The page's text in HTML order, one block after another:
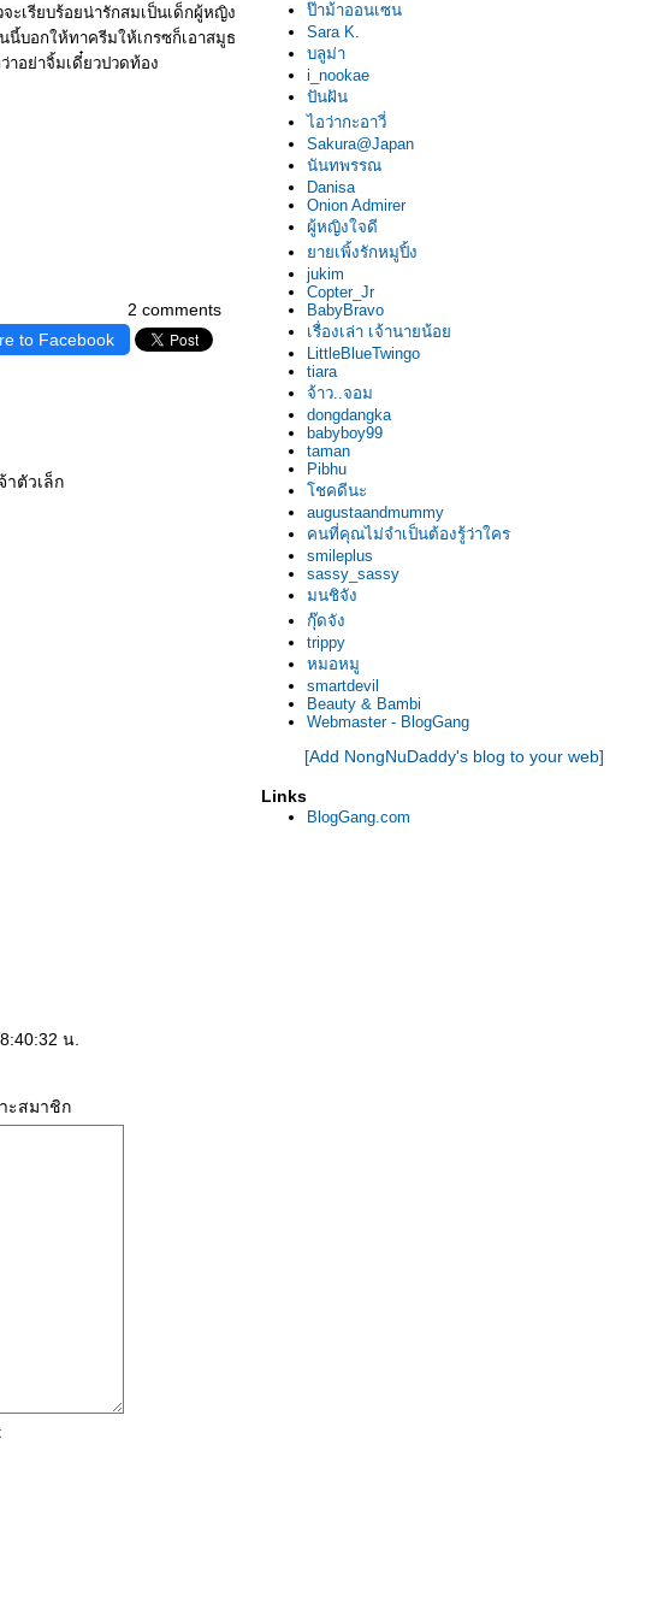
เรียบร้อยน่ารักสมเป็นเด็กผู้หญิง
บอกให้ทาครีมให้เกรซก็เอาสมูธ
อย่าจิ้มเดี๋ยวปวดท้อง
2 comments
to Facebook
าตัวเล็ก
น.
ะสมาชิก
ป๊าม้าออนเซน
Sara K.
บลูม่า
i_nookae
ปันฝัน
ไอว่ากะอาวี่
Sakura@Japan
นันทพรรณ
Danisa
Onion Admirer
ผู้หญิงใจดี
ายเพิ้งรักหมูปิ้ง
jukim
Copter_Jr
BabyBravo
เรื่องเล่า เจ้านายน้อ
LittleBlueTwingo
tiara
จ้าว..จอม
dongdangka
babyboy99
taman
Pibhu
ชคดีนะ
augustaandmummy
คนที่คุณไม่จำเป็นต้องรู้ว่าใคร
smileplus
sassy_sassy
มนชิจัง
กุ๊ดจัง
trippy
หมอหมู
smartdevil
Beauty & Bambi
Webmaster - BlogGang
[Add NongNuDaddy's blog to your web]
Links
BlogGang.com